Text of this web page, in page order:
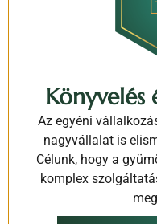
Könyvelés
Az egyéni
nagyvállalat is
Célunk, hogy a
komplex